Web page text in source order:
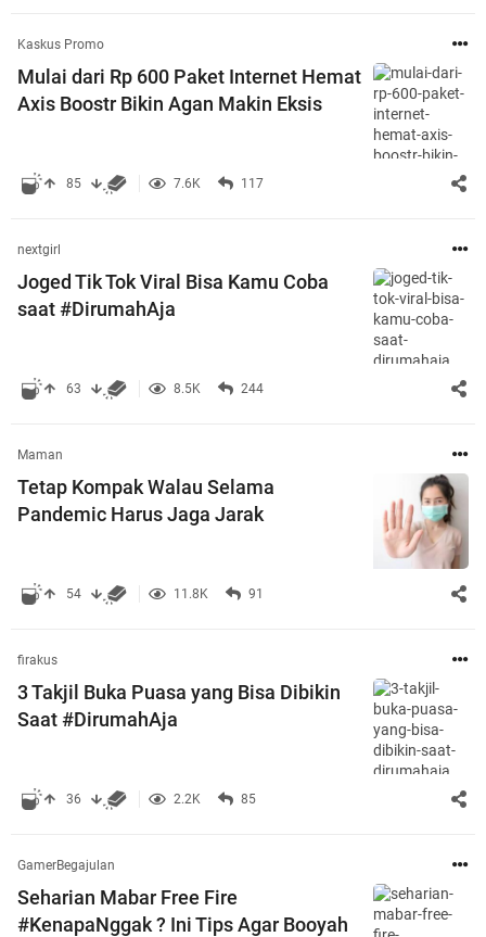
Kaskus Promo
Mulai dari Rp 600 Paket Internet Hemat
Axis Boostr Bikin Agan Makin Eksis
85 7.6K 117
nextgirl
Joged Tik Tok Viral Bisa Kamu Coba
saat #DirumahAja
63 8.5K 244
Maman
Tetap Kompak Walau Selama
Pandemic Harus Jaga Jarak
54 11.8K 91
firakus
3 Takjil Buka Puasa yang Bisa Dibikin
Saat #DirumahAja
36 2.2K 85
GamerBegajulan
Seharian Mabar Free Fire
#KenapaNggak ? Ini Tips Agar Booyah